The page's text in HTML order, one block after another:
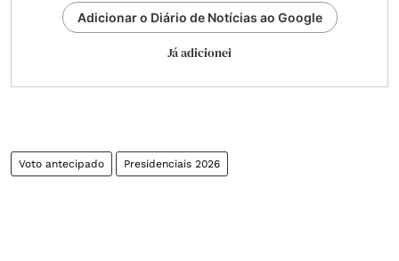
Adicionar o Diário de Notícias ao Google
Já adicionei
Voto antecipado Presidenciais 2026